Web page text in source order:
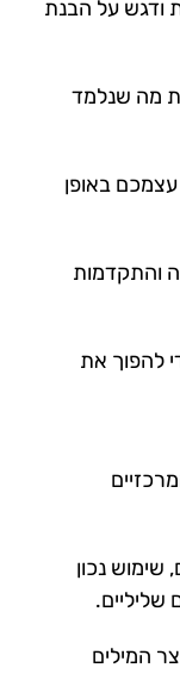
ודגש על הבנת
מה שנלמד
באופן
והתקדמות
להפוך את
שימוש נכון
שליליים.
המילים